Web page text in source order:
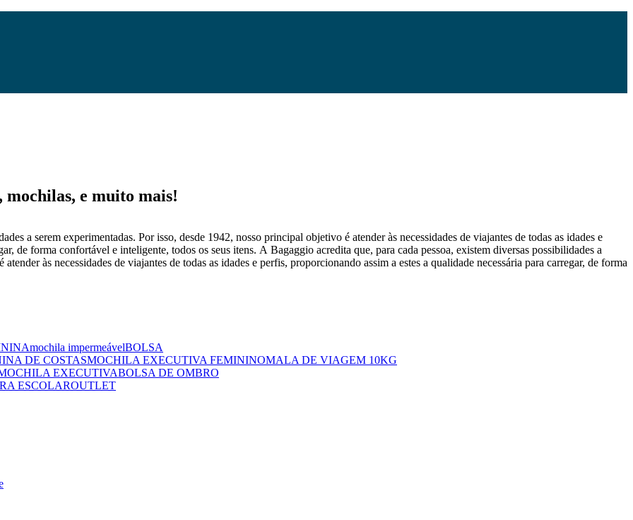
e muito mais!
a serem experimentadas. Por isso, desde 1942, nosso principal objetivo é atender às necessidades de viajantes de todas as idades e
de forma confortável e inteligente, todos os seus itens. A Bagaggio acredita que, para cada pessoa, existem diversas possibilidades a
às necessidades de viajantes de todas as idades e perfis, proporcionando assim a estes a qualidade necessária para carregar, de forma
mochila impermeávelBOLSA
DE COSTASMOCHILA EXECUTIVA FEMININOMALA DE VIAGEM 10KG
EXECUTIVABOLSA DE OMBRO
ESCOLAROUTLET